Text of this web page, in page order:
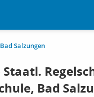
Salzungen
Bad